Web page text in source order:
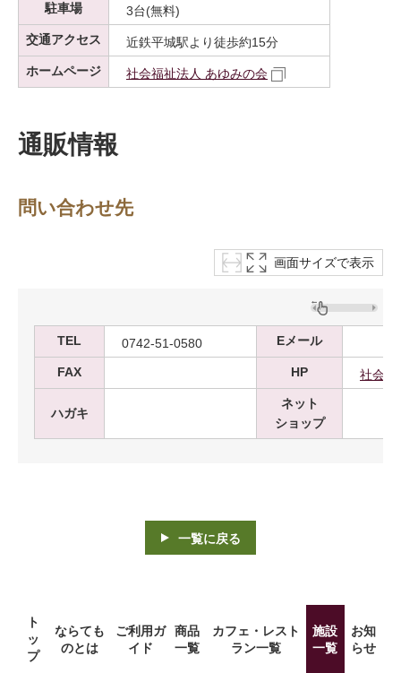
駐車場
3台(無料)
交通アクセス
近鉄平城駅より徒歩約15分
ホームページ
社会福祉法人 あゆみの会
通販情報
問い合わせ先
画面サイズで表示
TEL 0742-51-0580 Eメール
FAX HP 社会福
ハガキ
ネット
ショップ
一覧に戻る
ト
ッ
プ
ならても
のとは
ご利用ガ
イド
商品
一覧
カフェ・レスト
ラン一覧
施設
一覧
お知
らせ